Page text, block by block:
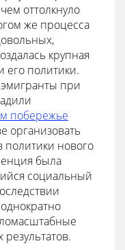
оттолкнуло
же процесса
крупная
его политики.
при
побережье
организовать
политики нового
была
социальный